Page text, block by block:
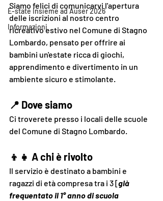
E-state Insieme ad Auser 2026
Informazioni
Siamo felici di comunicarvi l'apertura
delle iscrizioni al nostro centro
ricreativo estivo nel Comune di Stagno
Lombardo, pensato per offrire ai
bambini un'estate ricca di giochi,
apprendimento e divertimento in un
ambiente sicuro e stimolante.
📍 Dove siamo
Ci troverete presso i locali delle scuole
del Comune di Stagno Lombardo.
👦👧 A chi è rivolto
Il servizio è destinato a bambini e
ragazzi di età compresa tra i 3 [già
frequentato il 1° anno di scuola